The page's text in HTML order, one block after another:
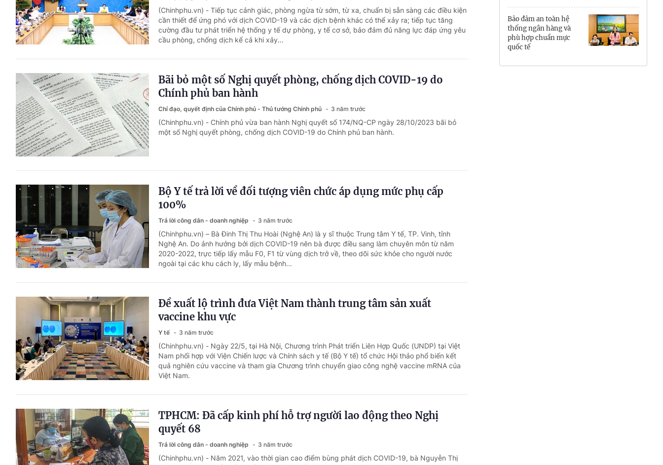
Hưng Yên
Hải Phòng
(Chinhphu.vn) - Tiếp tục cảnh giác, phòng ngừa từ sớm, từ xa, chuẩn bị sẵn sàng các điều kiện
cần thiết để ứng phó với dịch COVID-19 và các dịch bệnh khác có thể xảy ra; tiếp tục tăng
cường đầu tư phát triển hệ thống y tế dự phòng, y tế cơ sở, bảo đảm đủ năng lực đáp ứng yêu
cầu phòng, chống dịch kể cả khi xảy...
Bãi bỏ một số Nghị quyết phòng, chống dịch COVID-19 do
Chính phủ ban hành
Chỉ đạo, quyết định của Chính phủ - Thủ tướng Chính phủ 3 năm trước
(Chinhphu.vn) - Chính phủ vừa ban hành Nghị quyết số 174/NQ-CP ngày 28/10/2023 bãi bỏ
một số Nghị quyết phòng, chống dịch COVID-19 do Chính phủ ban hành.
Bộ Y tế trả lời về đối tượng viên chức áp dụng mức phụ cấp
100%
Trả lời công dân - doanh nghiệp 3 năm trước
(Chinhphu.vn) – Bà Đinh Thị Thu Hoài (Nghệ An) là y sĩ thuộc Trung tâm Y tế, TP. Vinh, tỉnh
Nghệ An. Do ảnh hưởng bởi dịch COVID-19 nên bà được điều sang làm chuyên môn từ năm
2020-2022, trực tiếp lấy mẫu F0, F1 từ vùng dịch trở về, theo dõi sức khỏe cho người nước
ngoài tại các khu cách ly, lấy mẫu bệnh...
Đề xuất lộ trình đưa Việt Nam thành trung tâm sản xuất
vaccine khu vực
Y tế 3 năm trước
(Chinhphu.vn) - Ngày 22/5, tại Hà Nội, Chương trình Phát triển Liên Hợp Quốc (UNDP) tại Việt
Nam phối hợp với Viện Chiến lược và Chính sách y tế (Bộ Y tế) tổ chức Hội thảo phổ biến kết
quả nghiên cứu vaccine và tham gia Chương trình chuyển giao công nghệ vaccine mRNA của
Việt Nam.
TPHCM: Đã cấp kinh phí hỗ trợ người lao động theo Nghị
quyết 68
Trả lời công dân - doanh nghiệp 3 năm trước
(Chinhphu.vn) - Năm 2021, vào thời gian cao điểm bùng phát dịch COVID-19, bà Nguyễn Thị
Bảo đảm an toàn hệ
thống ngân hàng và
phù hợp chuẩn mực
quốc tế